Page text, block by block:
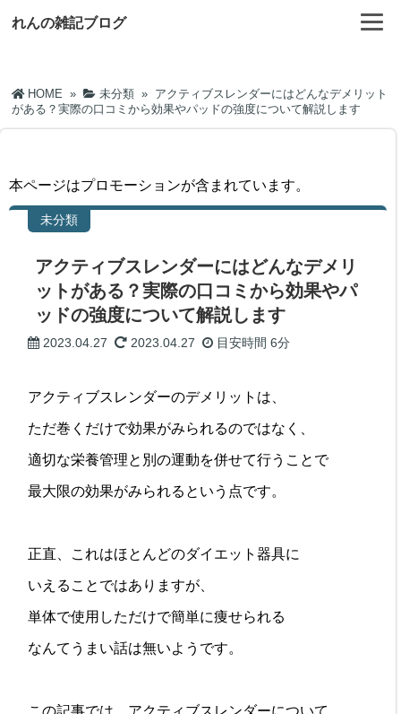
れんの雑記ブログ
HOME » 未分類 » アクティブスレンダーにはどんなデメリット
がある？実際の口コミから効果やパッドの強度について解説します
本ページはプロモーションが含まれています。
未分類
アクティブスレンダーにはどんなデメリ
ットがある？実際の口コミから効果やパ
ッドの強度について解説します
2023.04.27 2023.04.27 目安時間6分
アクティブスレンダーのデメリットは、
ただ巻くだけで効果がみられるのではなく、
適切な栄養管理と別の運動を併せて行うことで
最大限の効果がみられるという点です。
正直、これはほとんどのダイエット器具に
いえることではありますが、
単体で使用しただけで簡単に痩せられる
なんてうまい話は無いようです。
この記事では、アクティブスレンダーについて、